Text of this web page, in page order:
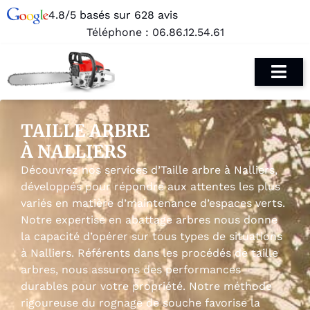
4.8/5 basés sur 628 avis
Téléphone : 06.86.12.54.61
TAILLE ARBRE
À NALLIERS
Découvrez nos services d’Taille arbre à Nalliers,
développés pour répondre aux attentes les plus
variés en matière d’maintenance d’espaces verts.
Notre expertise en abattage arbres nous donne
la capacité d’opérer sur tous types de situations
à Nalliers. Référents dans les procédés de taille
arbres, nous assurons des performances
durables pour votre propriété. Notre méthode
rigoureuse du rognage de souche favorise la